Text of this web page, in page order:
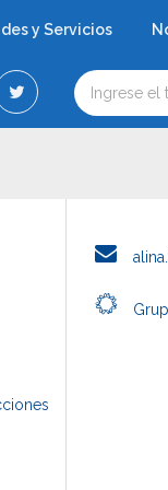
y Servicios